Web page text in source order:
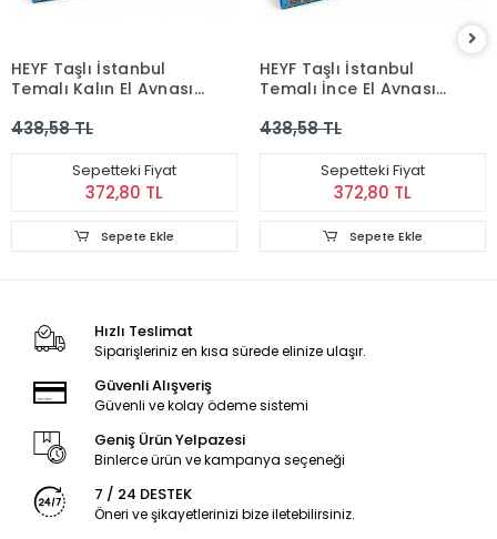
HEYF Taşlı İstanbul
Temalı Kalın El Aynası
438,58 TL
Sepetteki Fiyat
372,80 TL
Sepete Ekle
HEYF Taşlı İstanbul
Temalı İnce El Aynası
438,58 TL
Sepetteki Fiyat
372,80 TL
Sepete Ekle
Hızlı Teslimat
Siparişleriniz en kısa sürede elinize ulaşır.
Güvenli Alışveriş
Güvenli ve kolay ödeme sistemi
Geniş Ürün Yelpazesi
Binlerce ürün ve kampanya seçeneği
7 / 24 DESTEK
Öneri ve şikayetlerinizi bize iletebilirsiniz.